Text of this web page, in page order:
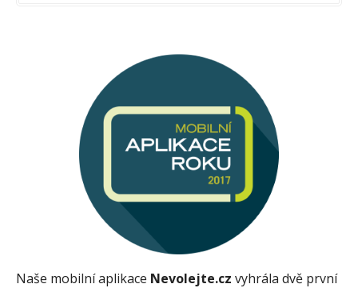
Naše mobilní aplikace Nevolejte.cz vyhrála dvě první